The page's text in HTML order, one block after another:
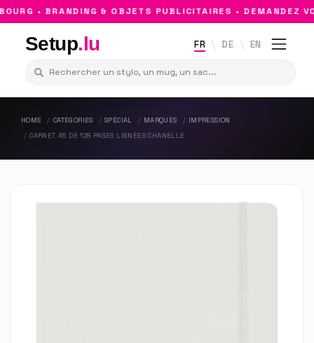
• BRANDING & OBJETS PUBLICITAIRES • DEMANDEZ
Setup.lu FR DE EN
HOME CATÉGORIES SPÉCIAL MARQUES
IMPRESSION
CARNET A5 DE 128 PAGES LIGNÉES CHANELLE